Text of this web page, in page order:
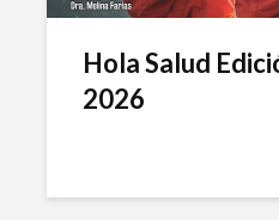
Hola Salud
2026